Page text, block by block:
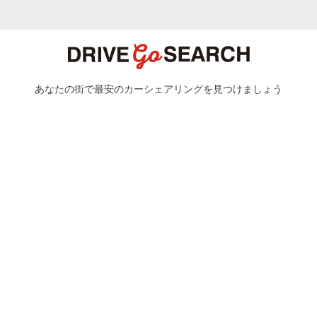
あなたの街で最安のカーシェアリングを見つけましょう